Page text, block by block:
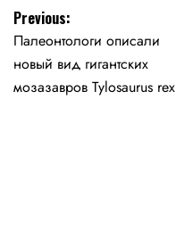
Навигация
по
записям
Previous:
Палеонтологи описали
новый вид гигантских
мозазавров Tylosaurus rex